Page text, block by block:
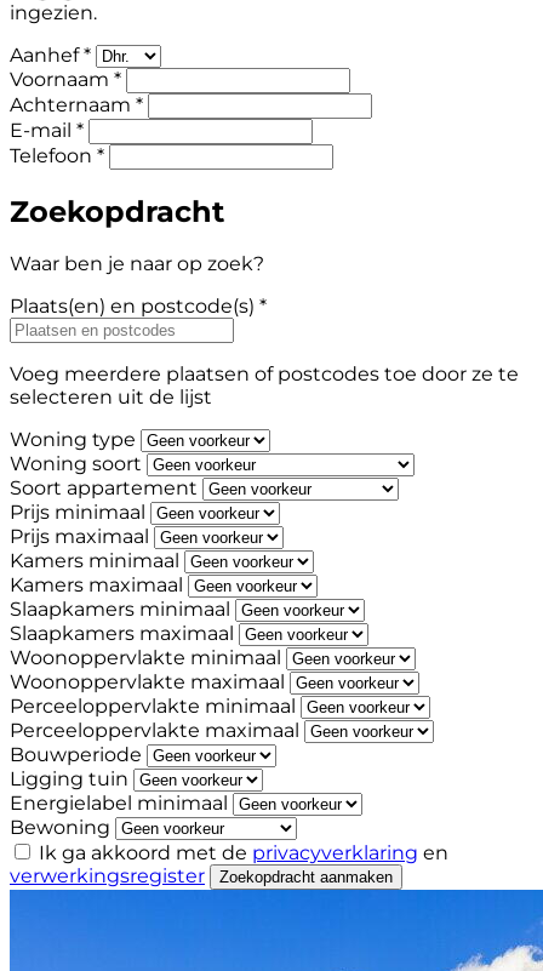
ingezien.
Aanhef *
Voornaam *
Achternaam *
E-mail *
Telefoon *
Zoekopdracht
Waar ben je naar op zoek?
Plaats(en) en postcode(s) *
Voeg meerdere plaatsen of postcodes toe door ze te
selecteren uit de lijst
Woning type
Woning soort
Soort appartement
Prijs minimaal
Prijs maximaal
Kamers minimaal
Kamers maximaal
Slaapkamers minimaal
Slaapkamers maximaal
Woonoppervlakte minimaal
Woonoppervlakte maximaal
Perceeloppervlakte minimaal
Perceeloppervlakte maximaal
Bouwperiode
Ligging tuin
Energielabel minimaal
Bewoning
Ik ga akkoord met de privacyverklaring en
verwerkingsregister
Zoekopdracht aanmaken